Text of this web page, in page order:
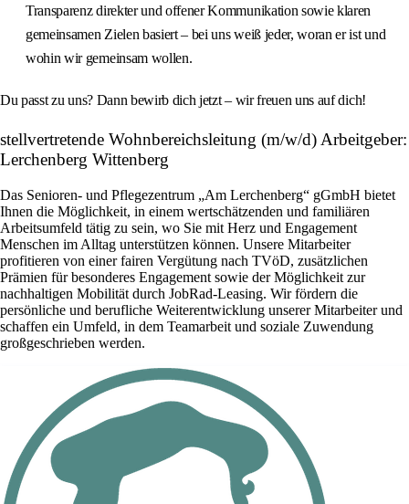
Transparenz direkter und offener Kommunikation sowie klaren
gemeinsamen Zielen basiert – bei uns weiß jeder, woran er ist und
wohin wir gemeinsam wollen.
Du passt zu uns? Dann bewirb dich jetzt – wir freuen uns auf dich!
stellvertretende Wohnbereichsleitung (m/w/d) Arbeitgeber:
Lerchenberg Wittenberg
Das Senioren- und Pflegezentrum „Am Lerchenberg“ gGmbH bietet
Ihnen die Möglichkeit, in einem wertschätzenden und familiären
Arbeitsumfeld tätig zu sein, wo Sie mit Herz und Engagement
Menschen im Alltag unterstützen können. Unsere Mitarbeiter
profitieren von einer fairen Vergütung nach TVöD, zusätzlichen
Prämien für besonderes Engagement sowie der Möglichkeit zur
nachhaltigen Mobilität durch JobRad-Leasing. Wir fördern die
persönliche und berufliche Weiterentwicklung unserer Mitarbeiter und
schaffen ein Umfeld, in dem Teamarbeit und soziale Zuwendung
großgeschrieben werden.